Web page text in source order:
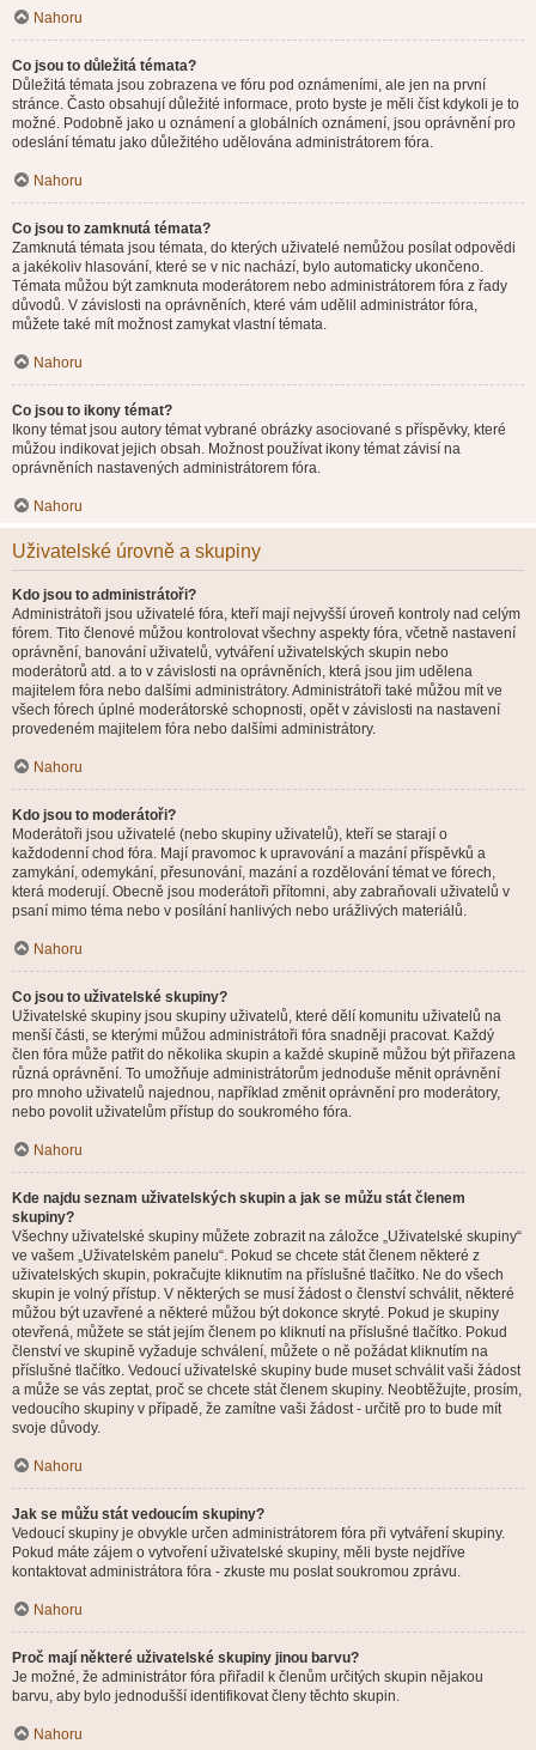
Nahoru
Co jsou to důležitá témata?
Důležitá témata jsou zobrazena ve fóru pod oznámeními, ale jen na první
stránce. Často obsahují důležité informace, proto byste je měli číst kdykoli je to
možné. Podobně jako u oznámení a globálních oznámení, jsou oprávnění pro
odeslání tématu jako důležitého udělována administrátorem fóra.
Nahoru
Co jsou to zamknutá témata?
Zamknutá témata jsou témata, do kterých uživatelé nemůžou posílat odpovědi
a jakékoliv hlasování, které se v nic nachází, bylo automaticky ukončeno.
Témata můžou být zamknuta moderátorem nebo administrátorem fóra z řady
důvodů. V závislosti na oprávněních, které vám udělil administrátor fóra,
můžete také mít možnost zamykat vlastní témata.
Nahoru
Co jsou to ikony témat?
Ikony témat jsou autory témat vybrané obrázky asociované s příspěvky, které
můžou indikovat jejich obsah. Možnost používat ikony témat závisí na
oprávněních nastavených administrátorem fóra.
Nahoru
Uživatelské úrovně a skupiny
Kdo jsou to administrátoři?
Administrátoři jsou uživatelé fóra, kteří mají nejvyšší úroveň kontroly nad celým
fórem. Tito členové můžou kontrolovat všechny aspekty fóra, včetně nastavení
oprávnění, banování uživatelů, vytváření uživatelských skupin nebo
moderátorů atd. a to v závislosti na oprávněních, která jsou jim udělena
majitelem fóra nebo dalšími administrátory. Administrátoři také můžou mít ve
všech fórech úplné moderátorské schopnosti, opět v závislosti na nastavení
provedeném majitelem fóra nebo dalšími administrátory.
Nahoru
Kdo jsou to moderátoři?
Moderátoři jsou uživatelé (nebo skupiny uživatelů), kteří se starají o
každodenní chod fóra. Mají pravomoc k upravování a mazání příspěvků a
zamykání, odemykání, přesunování, mazání a rozdělování témat ve fórech,
která moderují. Obecně jsou moderátoři přítomni, aby zabraňovali uživatelů v
psaní mimo téma nebo v posílání hanlivých nebo urážlivých materiálů.
Nahoru
Co jsou to uživatelské skupiny?
Uživatelské skupiny jsou skupiny uživatelů, které dělí komunitu uživatelů na
menší části, se kterými můžou administrátoři fóra snadněji pracovat. Každý
člen fóra může patřit do několika skupin a každé skupině můžou být přiřazena
různá oprávnění. To umožňuje administrátorům jednoduše měnit oprávnění
pro mnoho uživatelů najednou, například změnit oprávnění pro moderátory,
nebo povolit uživatelům přístup do soukromého fóra.
Nahoru
Kde najdu seznam uživatelských skupin a jak se můžu stát členem
skupiny?
Všechny uživatelské skupiny můžete zobrazit na záložce „Uživatelské skupiny“
ve vašem „Uživatelském panelu“. Pokud se chcete stát členem některé z
uživatelských skupin, pokračujte kliknutím na příslušné tlačítko. Ne do všech
skupin je volný přístup. V některých se musí žádost o členství schválit, některé
můžou být uzavřené a některé můžou být dokonce skryté. Pokud je skupiny
otevřená, můžete se stát jejím členem po kliknutí na příslušné tlačítko. Pokud
členství ve skupině vyžaduje schválení, můžete o ně požádat kliknutím na
příslušné tlačítko. Vedoucí uživatelské skupiny bude muset schválit vaši žádost
a může se vás zeptat, proč se chcete stát členem skupiny. Neobtěžujte, prosím,
vedoucího skupiny v případě, že zamítne vaši žádost - určitě pro to bude mít
svoje důvody.
Nahoru
Jak se můžu stát vedoucím skupiny?
Vedoucí skupiny je obvykle určen administrátorem fóra při vytváření skupiny.
Pokud máte zájem o vytvoření uživatelské skupiny, měli byste nejdříve
kontaktovat administrátora fóra - zkuste mu poslat soukromou zprávu.
Nahoru
Proč mají některé uživatelské skupiny jinou barvu?
Je možné, že administrátor fóra přiřadil k členům určitých skupin nějakou
barvu, aby bylo jednodušší identifikovat členy těchto skupin.
Nahoru